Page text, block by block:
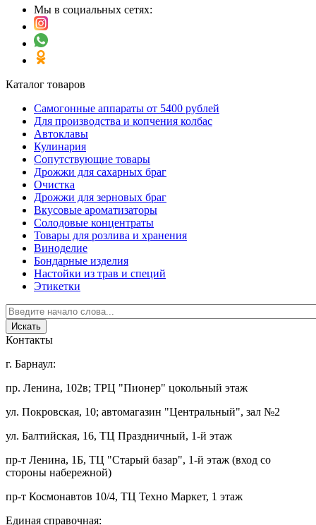
Мы в социальных сетях:
Каталог товаров
Самогонные аппараты от 5400 рублей
Для производства и копчения колбас
Автоклавы
Кулинария
Сопутствующие товары
Дрожжи для сахарных браг
Очистка
Дрожжи для зерновых браг
Вкусовые ароматизаторы
Солодовые концентраты
Товары для розлива и хранения
Виноделие
Бондарные изделия
Настойки из трав и специй
Этикетки
Контакты
г. Барнаул:
пр. Ленина, 102в; ТРЦ "Пионер" цокольный этаж
ул. Покровская, 10; автомагазин "Центральный", зал №2
ул. Балтийская, 16, ТЦ Праздничный, 1-й этаж
пр-т Ленина, 1Б, ТЦ "Старый базар", 1-й этаж (вход со
стороны набережной)
пр-т Космонавтов 10/4, ТЦ Техно Маркет, 1 этаж
Единая справочная: